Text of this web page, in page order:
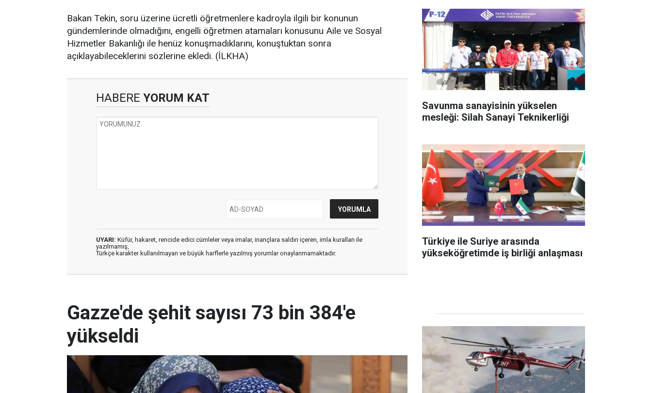
Bakan Tekin, soru üzerine ücretli öğretmenlere kadroyla ilgili bir konunun
gündemlerinde olmadığını, engelli öğretmen atamaları konusunu Aile ve Sosyal
Hizmetler Bakanlığı ile henüz konuşmadıklarını, konuştuktan sonra
açıklayabileceklerini sözlerine ekledi. (İLKHA)
HABERE YORUM KAT
UYARI: Küfür, hakaret, rencide edici cümleler veya imalar, inançlara saldırı içeren, imla kuralları ile
yazılmamış,
Türkçe karakter kullanılmayan ve büyük harflerle yazılmış yorumlar onaylanmamaktadır.
Savunma sanayisinin yükselen
mesleği: Silah Sanayi Teknikerliği
Türkiye ile Suriye arasında
yükseköğretimde iş birliği anlaşması
Gazze'de şehit sayısı 73 bin 384'e
yükseldi